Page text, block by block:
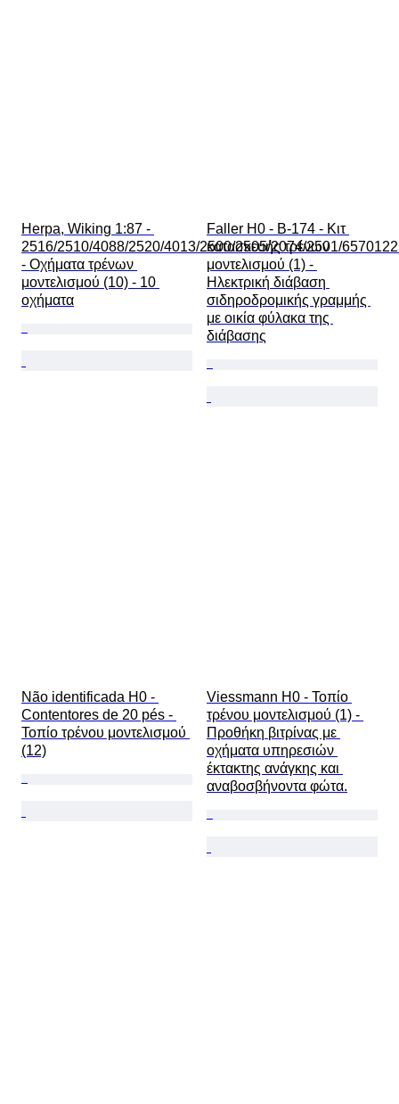
Herpa, Wiking 1:87 -
2516/2510/4088/2520/4013/2500/2505/2074/2501/
- Οχήματα τρένων
μοντελισμού (10) - 10
οχήματα
Faller H0 - B-174 - Κιτ
κατασκευής τρένων
μοντελισμού (1) -
Ηλεκτρική διάβαση
σιδηροδρομικής γραμμής
με οικία φύλακα της
διάβασης
Não identificada H0 -
Contentores de 20 pés -
Τοπίο τρένου μοντελισμού
(12)
Viessmann H0 - Τοπίο
τρένου μοντελισμού (1) -
Προθήκη βιτρίνας με
οχήματα υπηρεσιών
έκτακτης ανάγκης και
αναβοσβήνοντα φώτα.